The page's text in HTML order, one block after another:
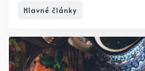
Hlavné články